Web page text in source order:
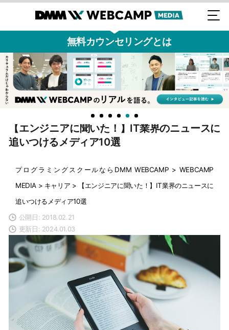
無料カウンセリングとは
【エンジニアに聞いた！】IT業界のニュースに
追いつけるメディア10選
プログラミングスクールならDMM WEBCAMP > WEBCAMP
MEDIA > キャリア >
【エンジニアに聞いた！】IT業界のニュースに
追いつけるメディア10選
公開日: 2018.02.21
更新日: 2024.01.03